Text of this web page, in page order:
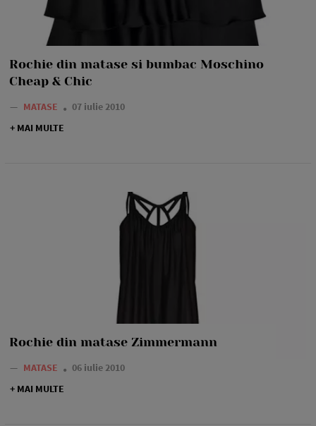
Rochie din matase si bumbac Moschino
Cheap & Chic
— MATASE
07 iulie 2010
+ MAI MULTE
Rochie din matase Zimmermann
— MATASE
06 iulie 2010
+ MAI MULTE